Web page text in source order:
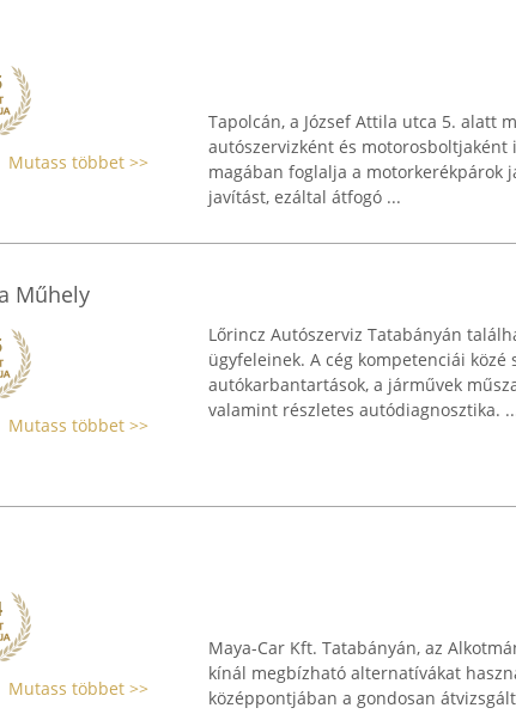
Mutass többet >>
Tapolcán, a József Attila utca 5. alatt
autószervizként és motorosboltjaként
magában foglalja a motorkerékpárok
javítást, ezáltal átfogó ...
Műhely
Mutass többet >>
Lőrincz Autószerviz Tatabányán
ügyfeleinek. A cég kompetenciái közé
autókarbantartások, a járművek
valamint részletes autódiagnosztika.
Mutass többet >>
Maya-Car Kft. Tatabányán, az
kínál megbízható alternatívákat
középpontjában a gondosan